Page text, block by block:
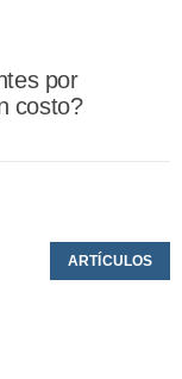
por
costo?
ARTÍCULOS